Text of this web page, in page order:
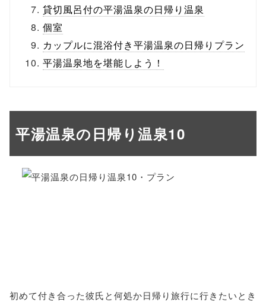
貸切風呂付の平湯温泉の日帰り温泉
個室
カップルに混浴付き平湯温泉の日帰りプラン
平湯温泉地を堪能しよう！
平湯温泉の日帰り温泉10
初めて付き合った彼氏と何処か日帰り旅行に行きたいとき